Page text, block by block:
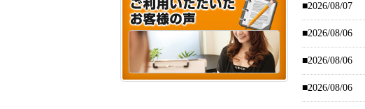
■2026/08/07
■2026/08/06
■2026/08/06
■2026/08/06